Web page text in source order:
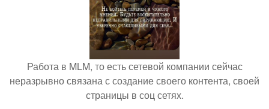
Работа в MLM, то есть сетевой компании сейчас
неразрывно связана с создание своего контента, своей
страницы в соц сетях.